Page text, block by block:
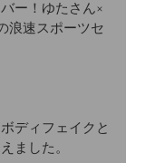
ー！ゆたさん×
浪速スポーツセ
ディフェイクと
ました。